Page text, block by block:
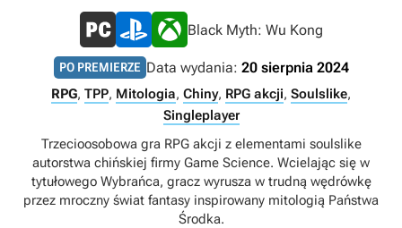
Black Myth: Wu Kong
PO PREMIERZE Data wydania: 20 sierpnia 2024
RPG, TPP, Mitologia, Chiny, RPG akcji, Soulslike,
Singleplayer
Trzecioosobowa gra RPG akcji z elementami soulslike
autorstwa chińskiej firmy Game Science. Wcielając się w
tytułowego Wybrańca, gracz wyrusza w trudną wędrówkę
przez mroczny świat fantasy inspirowany mitologią Państwa
Środka.